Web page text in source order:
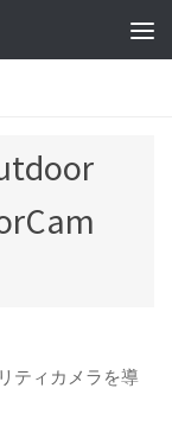
ティカメラを導